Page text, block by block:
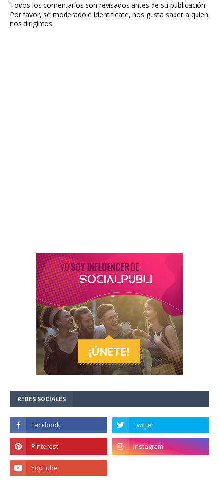
Todos los comentarios son revisados antes de su publicación.
Por favor, sé moderado e identifícate, nos gusta saber a quien
nos dirigimos.
REDES SOCIALES